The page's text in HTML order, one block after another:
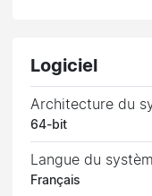
Logiciel
Architecture du
64-bit
Langue du
Français